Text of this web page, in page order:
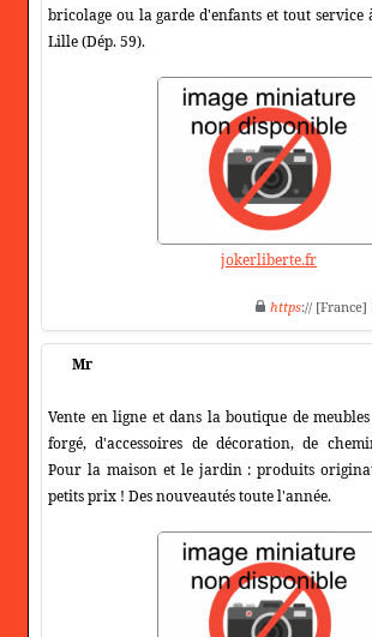
bricolage ou la garde d'enfants et tout service
Lille (Dép. 59).
jokerliberte.fr
https:// [France]
Mr
Vente en ligne et dans la boutique de
forgé, d'accessoires de décoration, de
Pour la maison et le jardin : produits
petits prix ! Des nouveautés toute l'année.